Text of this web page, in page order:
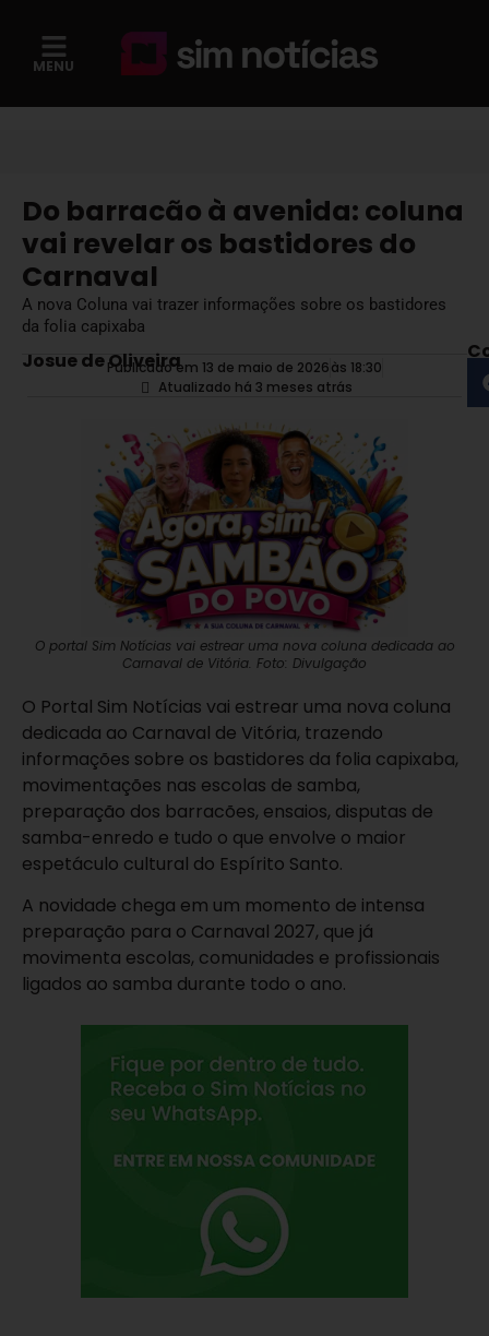
MENU
Do barracão à avenida: coluna
vai revelar os bastidores do
Carnaval
A nova Coluna vai trazer informações sobre os bastidores
da folia capixaba
Josue de OliveiraPublicado em 13 de maio de 2026às 18:30
Atualizado há 3 meses atrás
O portal Sim Notícias vai estrear uma nova coluna dedicada ao
Carnaval de Vitória. Foto: Divulgação
O Portal Sim Notícias vai estrear uma nova coluna
dedicada ao Carnaval de Vitória, trazendo
informações sobre os bastidores da folia capixaba,
movimentações nas escolas de samba,
preparação dos barracões, ensaios, disputas de
samba-enredo e tudo o que envolve o maior
espetáculo cultural do Espírito Santo.
A novidade chega em um momento de intensa
preparação para o Carnaval 2027, que já
movimenta escolas, comunidades e profissionais
ligados ao samba durante todo o ano.